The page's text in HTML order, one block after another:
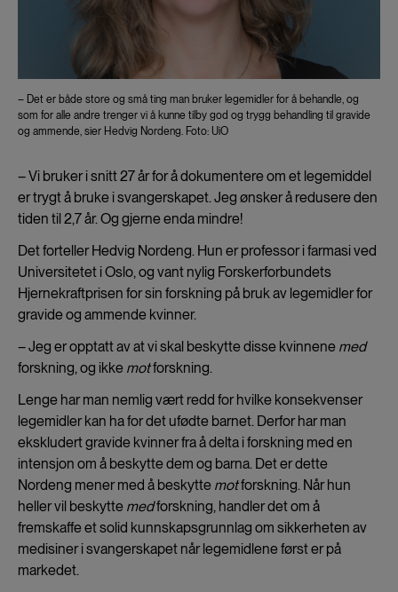
– Det er både store og små ting man bruker legemidler for å behandle, og
som for alle andre trenger vi å kunne tilby god og trygg behandling til gravide
og ammende, sier Hedvig Nordeng. Foto: UiO
– Vi bruker i snitt 27 år for å dokumentere om et legemiddel
er trygt å bruke i svangerskapet. Jeg ønsker å redusere den
tiden til 2,7 år. Og gjerne enda mindre!
Det forteller Hedvig Nordeng. Hun er professor i farmasi ved
Universitetet i Oslo, og vant nylig Forskerforbundets
Hjernekraftprisen for sin forskning på bruk av legemidler for
gravide og ammende kvinner.
– Jeg er opptatt av at vi skal beskytte disse kvinnene med
forskning, og ikke motforskning.
Lenge har man nemlig vært redd for hvilke konsekvenser
legemidler kan ha for det ufødte barnet. Derfor har man
ekskludert gravide kvinner fra å delta i forskning med en
intensjon om å beskytte dem og barna. Det er dette
Nordeng mener med å beskytte motforskning. Når hun
heller vil beskytte medforskning, handler det om å
fremskaffe et solid kunnskapsgrunnlag om sikkerheten av
medisiner i svangerskapet når legemidlene først er på
markedet.